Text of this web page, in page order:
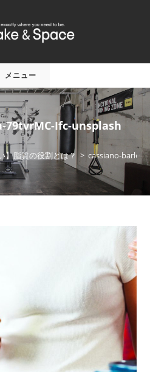
メニュー
Ifc-unsplash
】脂質の役割とは？ > cassiano-